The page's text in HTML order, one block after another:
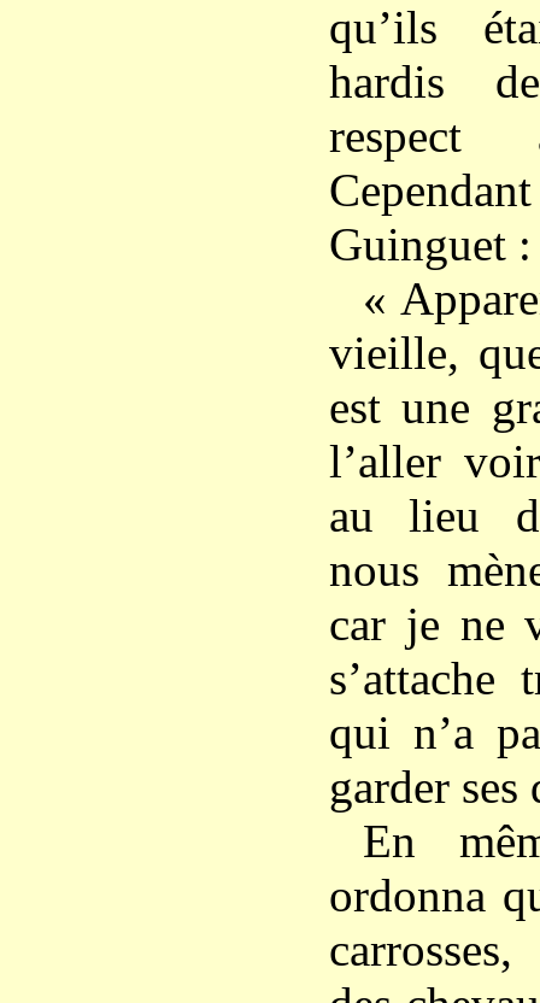
qu’ils
hardis
Guinguet :
«
vieille,
est une
l’aller
au lieu
nous
car je ne
qui n’a
garder ses
En
ordonna